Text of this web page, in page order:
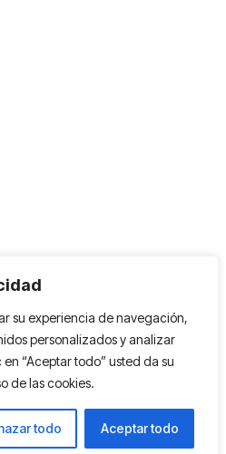
su experiencia de navegación,
personalizados y analizar
“Aceptar todo” usted da su
de las cookies.
todo Aceptar todo